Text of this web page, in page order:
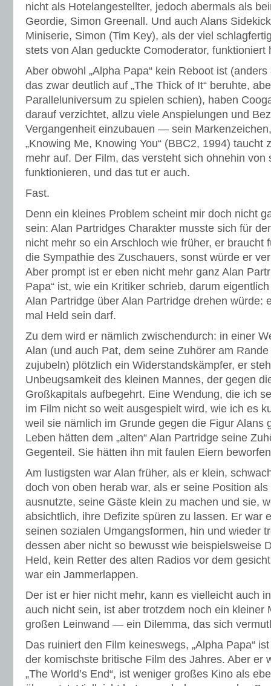
nicht als Hotelangestellter, jedoch abermals als
Geordie, Simon Greenall. Und auch Alans
Miniserie, Simon (Tim Key), als der viel
stets von Alan geduckte Comoderator, funktioniert
Aber obwohl „Alpha Papa“ kein Reboot ist (anders
das zwar deutlich auf „The Thick of It“ beruhte,
Paralleluniversum zu spielen schien), haben
darauf verzichtet, allzu viele Anspielungen und
Vergangenheit einzubauen — sein Markenzeichen,
„Knowing Me, Knowing You“ (BBC2, 1994) taucht
mehr auf. Der Film, das versteht sich ohnehin von
funktionieren, und das tut er auch.
Fast.
Denn ein kleines Problem scheint mir doch nicht
sein: Alan Partridges Charakter musste sich für
nicht mehr so ein Arschloch wie früher, er braucht
die Sympathie des Zuschauers, sonst würde er
Aber prompt ist er eben nicht mehr ganz Alan
Papa“ ist, wie ein Kritiker schrieb, darum
Alan Partridge über Alan Partridge drehen würde:
mal Held sein darf.
Zu dem wird er nämlich zwischendurch: in einer
Alan (und auch Pat, dem seine Zuhörer am
zujubeln) plötzlich ein Widerstandskämpfer, er
Unbeugsamkeit des kleinen Mannes, der gegen
Großkapitals aufbegehrt. Eine Wendung, die ich
im Film nicht so weit ausgespielt wird, wie ich es
weil sie nämlich im Grunde gegen die Figur Alans
Leben hätten dem „alten“ Alan Partridge seine
Gegenteil. Sie hätten ihn mit faulen Eiern
Am lustigsten war Alan früher, als er klein,
doch von oben herab war, als er seine Position
ausnutzte, seine Gäste klein zu machen und sie,
absichtlich, ihre Defizite spüren zu lassen. Er war
seinen sozialen Umgangsformen, hin und wieder
dessen aber nicht so bewusst wie beispielsweise
Held, kein Retter des alten Radios vor dem
war ein Jammerlappen.
Der ist er hier nicht mehr, kann es vielleicht auch
auch nicht sein, ist aber trotzdem noch ein kleiner
großen Leinwand — ein Dilemma, das sich
Das ruiniert den Film keineswegs, „Alpha Papa“ ist
der komischste britische Film des Jahres. Aber er
„The World’s End“, ist weniger großes Kino als